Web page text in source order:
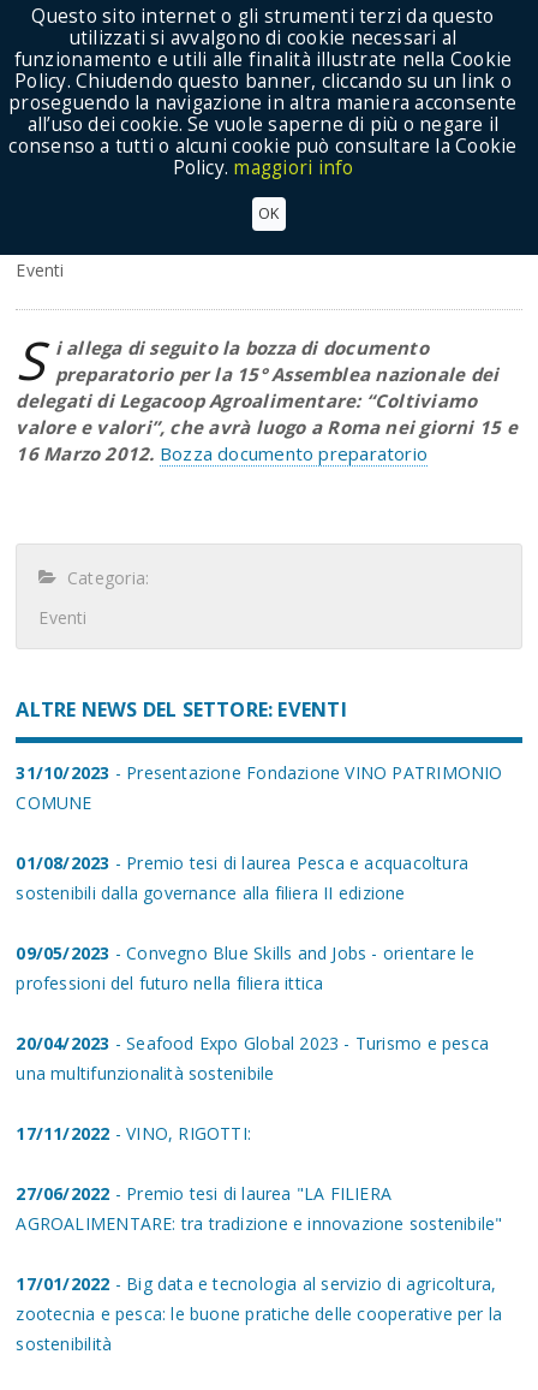
Show Menu
delegati di Legacoop Agroalimentare
Eventi
S i allega di seguito la bozza di documento
preparatorio per la 15° Assemblea nazionale dei
delegati di Legacoop Agroalimentare: “Coltiviamo
valore e valori”, che avrà luogo a Roma nei giorni 15 e
16 Marzo 2012. Bozza documento preparatorio
Categoria:
Eventi
ALTRE NEWS DEL SETTORE: EVENTI
31/10/2023 - Presentazione Fondazione VINO PATRIMONIO
COMUNE
01/08/2023 - Premio tesi di laurea Pesca e acquacoltura
sostenibili dalla governance alla filiera II edizione
09/05/2023 - Convegno Blue Skills and Jobs - orientare le
professioni del futuro nella filiera ittica
20/04/2023 - Seafood Expo Global 2023 - Turismo e pesca
una multifunzionalità sostenibile
17/11/2022 - VINO, RIGOTTI:
27/06/2022 - Premio tesi di laurea "LA FILIERA
AGROALIMENTARE: tra tradizione e innovazione sostenibile"
17/01/2022 - Big data e tecnologia al servizio di agricoltura,
zootecnia e pesca: le buone pratiche delle cooperative per la
sostenibilità
Questo sito internet o gli strumenti terzi da questo
utilizzati si avvalgono di cookie necessari al
funzionamento e utili alle finalità illustrate nella Cookie
Policy. Chiudendo questo banner, cliccando su un link o
proseguendo la navigazione in altra maniera acconsente
all’uso dei cookie. Se vuole saperne di più o negare il
consenso a tutti o alcuni cookie può consultare la Cookie
Policy. maggiori info
OK